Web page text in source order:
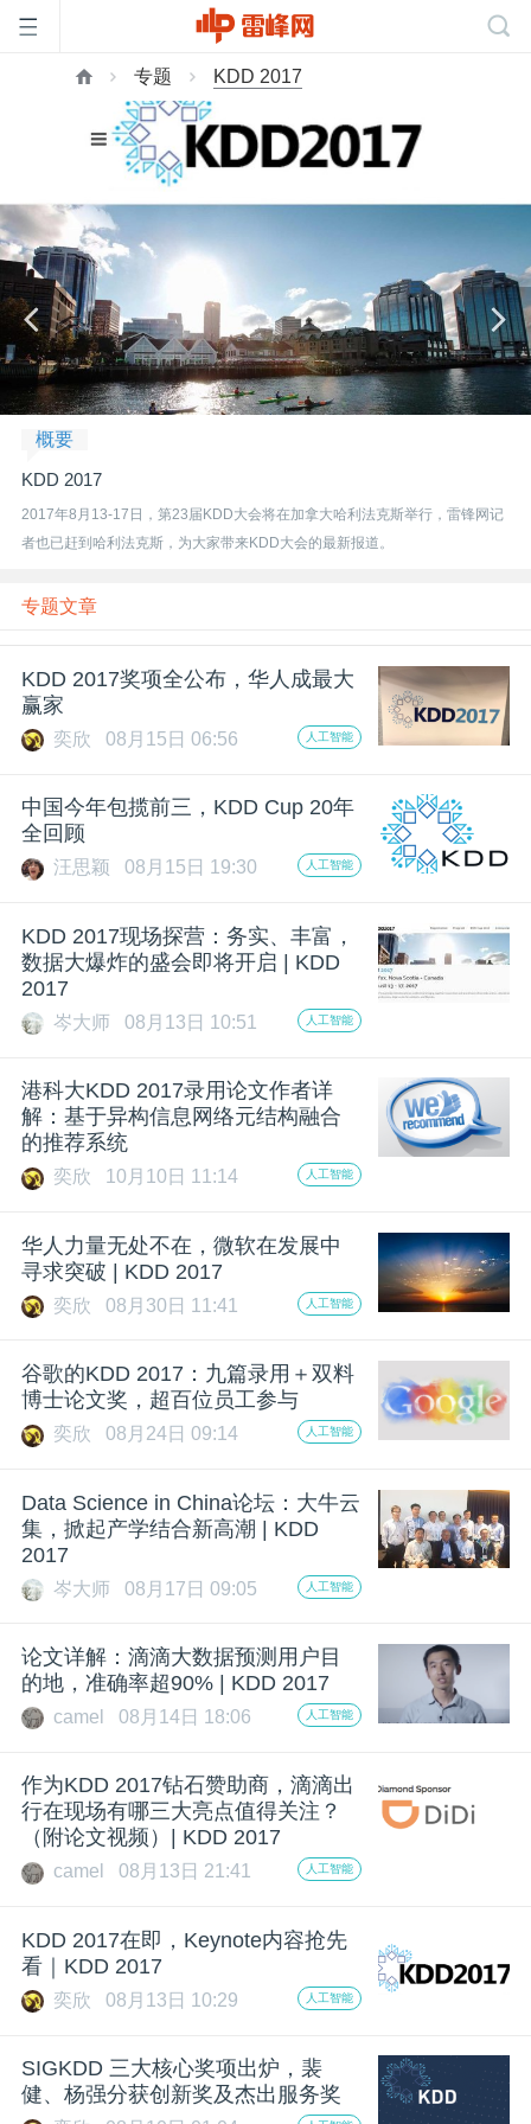
雷
峰
网
开
课
活
动
中
GAIR
专
题
爱
搞
机
专题 KDD 2017
概要
KDD 2017
2017年8月13-17日，第23届KDD大会将在加拿大哈利法克斯举行，雷锋网记
者也已赶到哈利法克斯，为大家带来KDD大会的最新报道。
专题文章
KDD 2017奖项全公布，华人成最大
赢家
奕欣 08月15日 06:56 人工智能
中国今年包揽前三，KDD Cup 20年
全回顾
汪思颖 08月15日 19:30 人工智能
KDD 2017现场探营：务实、丰富，
数据大爆炸的盛会即将开启 | KDD
2017
岑大师 08月13日 10:51 人工智能
港科大KDD 2017录用论文作者详
解：基于异构信息网络元结构融合
的推荐系统
奕欣 10月10日 11:14 人工智能
华人力量无处不在，微软在发展中
寻求突破 | KDD 2017
奕欣 08月30日 11:41 人工智能
谷歌的KDD 2017：九篇录用＋双料
博士论文奖，超百位员工参与
奕欣 08月24日 09:14 人工智能
Data Science in China论坛：大牛云
集，掀起产学结合新高潮 | KDD
2017
岑大师 08月17日 09:05 人工智能
论文详解：滴滴大数据预测用户目
的地，准确率超90% | KDD 2017
camel 08月14日 18:06 人工智能
作为KDD 2017钻石赞助商，滴滴出
行在现场有哪三大亮点值得关注？
（附论文视频）| KDD 2017
camel 08月13日 21:41 人工智能
KDD 2017在即，Keynote内容抢先
看｜KDD 2017
奕欣 08月13日 10:29 人工智能
SIGKDD 三大核心奖项出炉，裴
健、杨强分获创新奖及杰出服务奖